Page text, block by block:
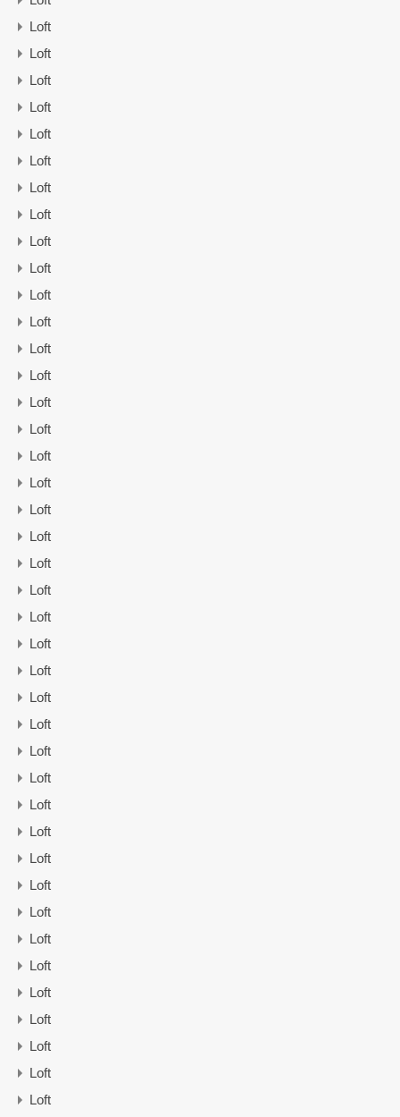
Loft
Loft
Loft
Loft
Loft
Loft
Loft
Loft
Loft
Loft
Loft
Loft
Loft
Loft
Loft
Loft
Loft
Loft
Loft
Loft
Loft
Loft
Loft
Loft
Loft
Loft
Loft
Loft
Loft
Loft
Loft
Loft
Loft
Loft
Loft
Loft
Loft
Loft
Loft
Loft
Loft